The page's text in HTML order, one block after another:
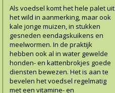
Als voedsel komt het hele palet uit
het wild in aanmerking, maar ook
kale jonge muizen, in stukken
gesneden eendagskuikens en
meelwormen. In de praktijk
hebben ook al in water gewelde
honden- en kattenbrokjes goede
diensten bewezen. Het is aan te
bevelen het voedsel regelmatig
met een vitamine- en